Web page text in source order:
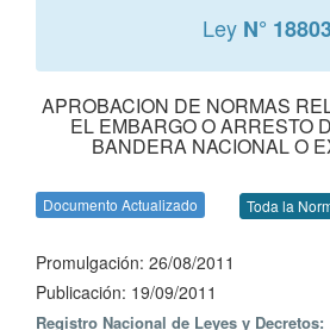
Ley N°
APROBACION DE NORMAS
EL EMBARGO O ARRESTO
BANDERA NACIONAL O
Documento Actualizado Toda la
Promulgación: 26/08/2011
Publicación: 19/09/2011
Registro Nacional de Leyes y Decretos: